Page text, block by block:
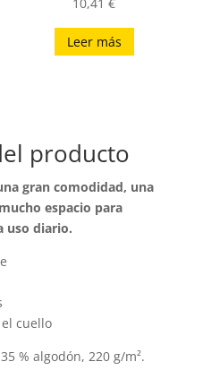
Leer más
producto
gran comodidad, una
espacio para
uso diario.
cuello
% algodón, 220 g/m².